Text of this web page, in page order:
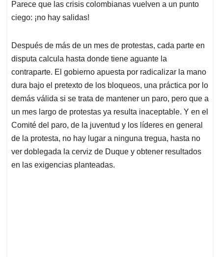
s
A
p
b
o
k
e
d
n
l
a
Parece que las crisis colombianas vuelven a un punto
ciego: ¡no hay salidas!
Después de más de un mes de protestas, cada parte en
disputa calcula hasta donde tiene aguante la
contraparte. El gobierno apuesta por radicalizar la mano
dura bajo el pretexto de los bloqueos, una práctica por lo
demás válida si se trata de mantener un paro, pero que a
un mes largo de protestas ya resulta inaceptable. Y en el
Comité del paro, de la juventud y los líderes en general
de la protesta, no hay lugar a ninguna tregua, hasta no
ver doblegada la cerviz de Duque y obtener resultados
en las exigencias planteadas.